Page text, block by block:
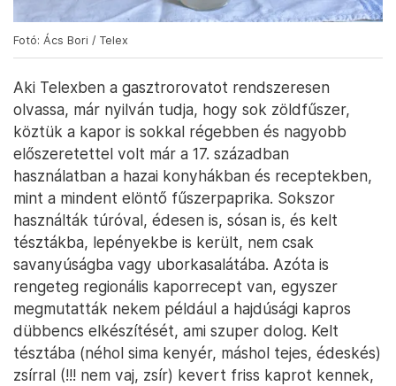
Fotó: Ács Bori / Telex
Aki Telexben a gasztrorovatot rendszeresen
olvassa, már nyilván tudja, hogy sok zöldfűszer,
köztük a kapor is sokkal régebben és nagyobb
előszeretettel volt már a 17. században
használatban a hazai konyhákban és receptekben,
mint a mindent elöntő fűszerpaprika. Sokszor
használták túróval, édesen is, sósan is, és kelt
tésztákba, lepényekbe is került, nem csak
savanyúságba vagy uborkasalátába. Azóta is
rengeteg regionális kaporrecept van, egyszer
megmutatták nekem például a hajdúsági kapros
dübbencs elkészítését, ami szuper dolog. Kelt
tésztába (néhol sima kenyér, máshol tejes, édeskés)
zsírral (!!! nem vaj, zsír) kevert friss kaprot kennek,